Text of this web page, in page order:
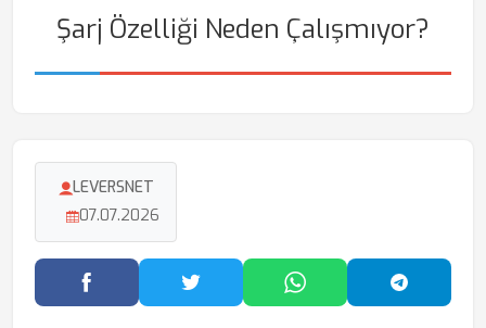
Şarj Özelliği Neden Çalışmıyor?
LEVERSNET
07.07.2026
Facebook'ta PaylaşTwitter'da PaylaşWhatsApp'ta Paylaş